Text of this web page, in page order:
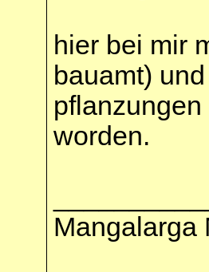
hier bei mir
bauamt)
worden.
Mangalarga